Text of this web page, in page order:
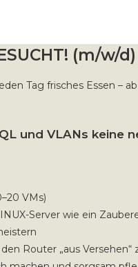
(m/w/d)
Tag frisches Essen –
und VLANs keine
VMs)
Server wie ein
Router „aus Versehen“